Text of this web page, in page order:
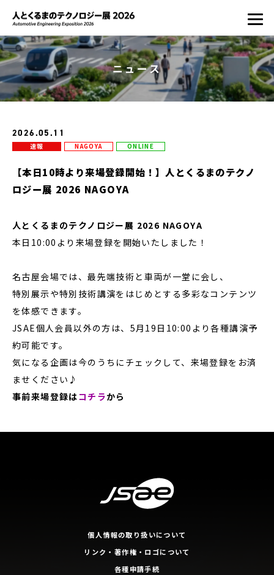
ニュース
2026.05.11
速報 NAGOYA ONLINE
【本日10時より来場登録開始！】人とくるまのテクノ
ロジー展 2026 NAGOYA
人とくるまのテクノロジー展 2026 NAGOYA
本日10:00より来場登録を開始いたしました！
名古屋会場では、最先端技術と車両が一堂に会し、
特別展示や特別技術講演をはじめとする多彩なコンテンツ
を体感できます。
JSAE個人会員以外の方は、5月19日10:00より各種講演予
約可能です。
気になる企画は今のうちにチェックして、来場登録をお済
ませください♪
事前来場登録はコチラから
個人情報の取り扱いについて
リンク・著作権・ロゴについて
各種申請手続